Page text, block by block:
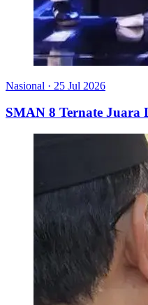
Nasional · 25 Jul 2026
SMAN 8 Ternate